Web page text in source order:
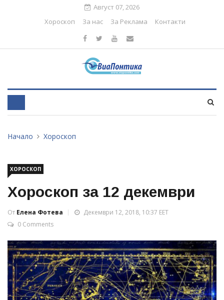
Август 07, 2026
Хороскоп
За нас За Реклама Контакти
Начало Хороскоп
ХОРОСКОП
Хороскоп за 12 декември
От Елена Фотева
Декември 12, 2018, 10:37 EET
0 Comments